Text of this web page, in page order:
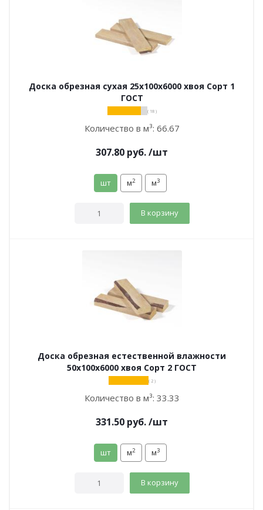
Доска обрезная сухая 25х100х6000 хвоя Сорт 1
ГОСТ
( 18 )
Количество в м³: 66.67
307.80 руб./шт
шт м2 м3
В корзину
Доска обрезная естественной влажности
50х100х6000 хвоя Сорт 2 ГОСТ
( 2 )
Количество в м³: 33.33
331.50 руб./шт
шт м2 м3
В корзину